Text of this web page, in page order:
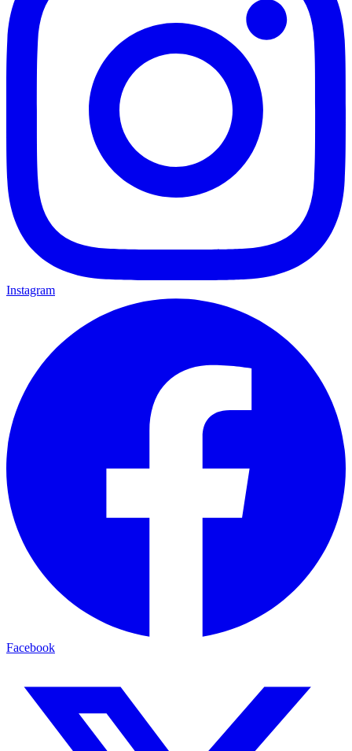
Instagram
Facebook